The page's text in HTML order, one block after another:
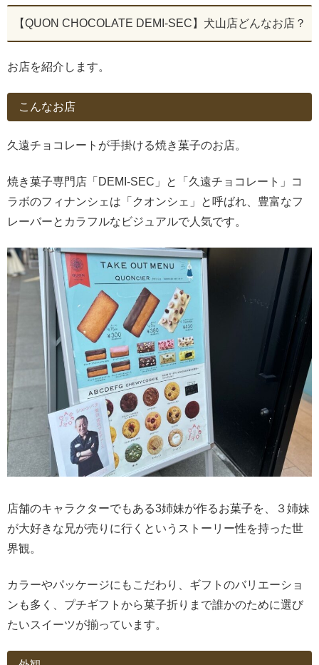
【QUON CHOCOLATE DEMI-SEC】犬山店どんなお店？
お店を紹介します。
こんなお店
久遠チョコレートが手掛ける焼き菓子のお店。
焼き菓子専門店「DEMI-SEC」と「久遠チョコレート」コ
ラボのフィナンシェは「クオンシェ」と呼ばれ、豊富なフ
レーバーとカラフルなビジュアルで人気です。
店舗のキャラクターでもある3姉妹が作るお菓子を、３姉妹
が大好きな兄が売りに行くというストーリー性を持った世
界観。
カラーやパッケージにもこだわり、ギフトのバリエーショ
ンも多く、プチギフトから菓子折りまで誰かのために選び
たいスイーツが揃っています。